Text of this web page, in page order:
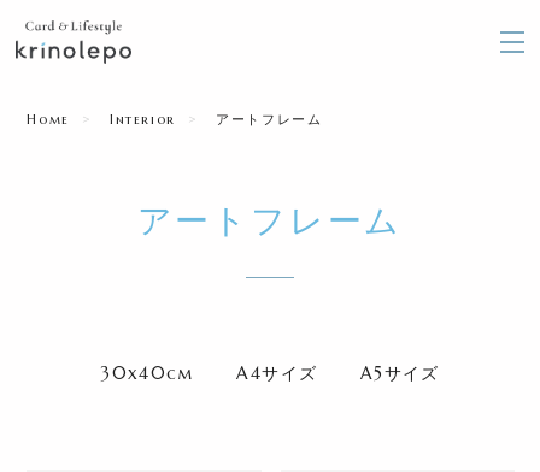
Home Interior アートフレーム
アートフレーム
30x40cm A4サイズ A5サイズ